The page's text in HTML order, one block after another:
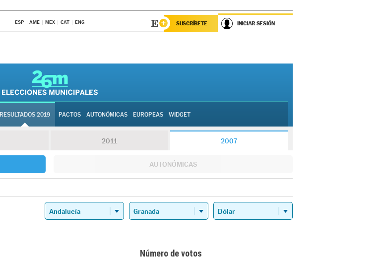
ESP AME MEX CAT ENG SUSCRÍBETE INICIAR SESIÓN
RESULTADOS 2019 PACTOS AUTONÓMICAS EUROPEAS WIDGET
2011 2007
AUTONÓMICAS
Número de votos